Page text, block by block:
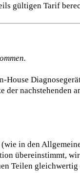
gültigen Tarif
House
nachstehenden
in den
übereinstimmt,
Teilen